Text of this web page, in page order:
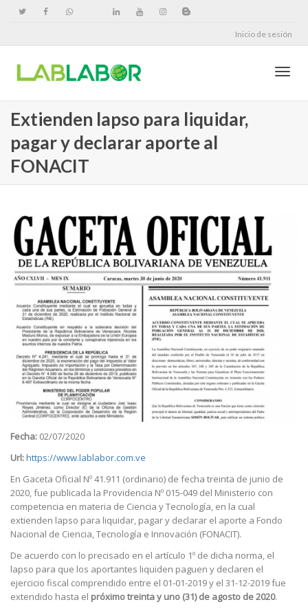
Inicio de sesión
Extienden lapso para liquidar,
pagar y declarar aporte al
FONACIT
Fecha: 02/07/2020
Url:https://www.lablabor.com.ve
En Gaceta Oficial Nº 41.911 (ordinario) de fecha treinta de junio de
2020, fue publicada la Providencia Nº 015-049 del Ministerio con
competencia en materia de Ciencia y Tecnología, en la cual
extienden lapso para liquidar, pagar y declarar el aporte a Fondo
Nacional de Ciencia, Tecnología e Innovación (FONACIT).
De acuerdo con lo precisado en el artículo 1º de dicha norma, el
lapso para que los aportantes liquiden paguen y declaren el
ejercicio fiscal comprendido entre el 01-01-2019 y el 31-12-2019 fue
extendido hasta el próximo treinta y uno (31) de agosto de 2020.